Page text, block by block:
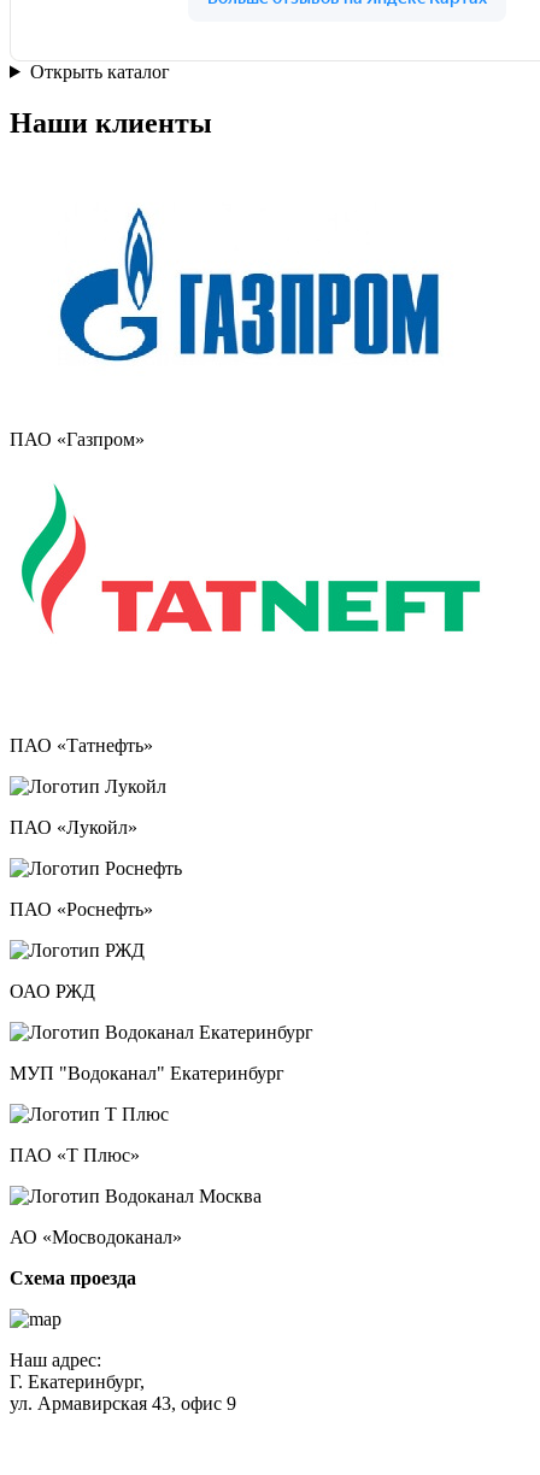
Открыть каталог
Наши клиенты
ПАО «Газпром»
ПАО «Татнефть»
ПАО «Лукойл»
ПАО «Роснефть»
ОАО РЖД
МУП "Водоканал" Екатеринбург
ПАО «Т Плюс»
АО «Мосводоканал»
Схема проезда
Наш адрес:
Г. Екатеринбург,
ул. Армавирская 43, офис 9